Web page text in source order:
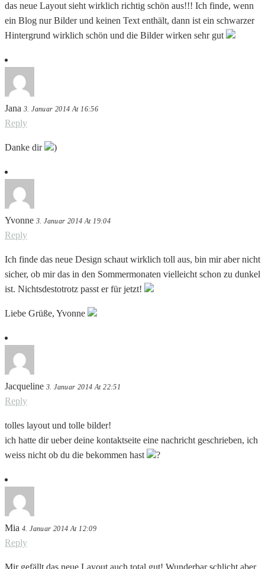
das neue Layout sieht wirklich richtig schön aus!!! Ich finde, wenn
ein Blog nur Bilder und keinen Text enthält, dann ist ein schwarzer
Hintergrund wirklich schön und die Bilder wirken sehr gut
Jana 3. Januar 2014 At 16:56
Reply
Danke dir )
Yvonne 3. Januar 2014 At 19:04
Reply
Ich finde das neue Design schaut wirklich toll aus, bin mir aber nicht
sicher, ob mir das in den Sommermonaten vielleicht schon zu dunkel
ist. Nichtsdestotrotz passt er für jetzt!
Liebe Grüße, Yvonne
Jacqueline 3. Januar 2014 At 22:51
Reply
tolles layout und tolle bilder!
ich hatte dir ueber deine kontaktseite eine nachricht geschrieben, ich
weiss nicht ob du die bekommen hast
?
Mia 4. Januar 2014 At 12:09
Reply